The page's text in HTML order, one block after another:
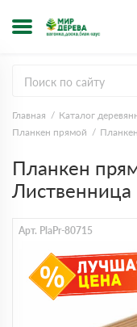
Главная Каталог
Планкен прямой
Планкен
Лиственница
Арт. PlaPr-80715